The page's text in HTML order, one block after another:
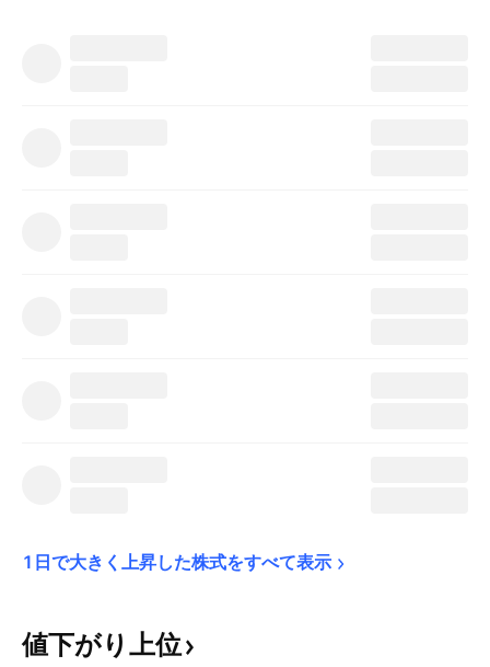
1日で大きく上昇した株式をすべて表示
値下がり上位